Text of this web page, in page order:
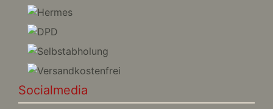
Socialmedia